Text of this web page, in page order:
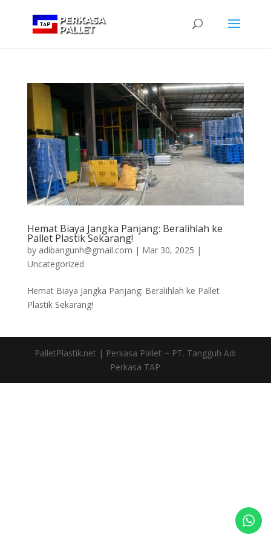
Hemat Biaya Jangka Panjang: Beralihlah ke
Pallet Plastik Sekarang!
by adibangunh@gmail.com | Mar 30, 2025 |
Uncategorized
Hemat Biaya Jangka Panjang: Beralihlah ke Pallet
Plastik Sekarang!
PalletPlastik.net | Perkasa Pallet ~ PT. Tangguh Adi
Perkasa TAP